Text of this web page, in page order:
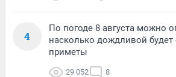
4
По погоде 8 августа можно
насколько дождливой
приметы
29 052 8